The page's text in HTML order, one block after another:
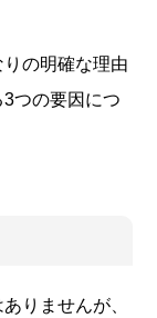
の明確な理由
つの要因につ
りませんが、